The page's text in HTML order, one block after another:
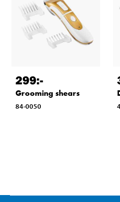
299:-
Grooming shears
84-0050